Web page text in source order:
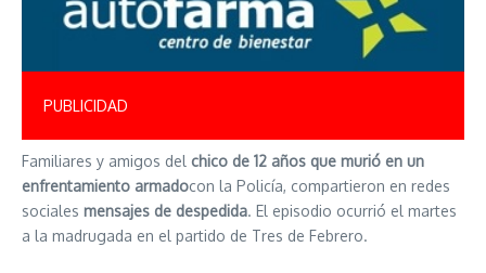
PUBLICIDAD
Familiares y amigos del chico de 12 años que murió en un
enfrentamiento armadocon la Policía, compartieron en redes
sociales mensajes de despedida. El episodio ocurrió el martes
a la madrugada en el partido de Tres de Febrero.